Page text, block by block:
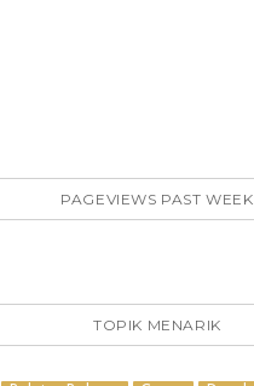
PAGEVIEWS PAST WEEK
TOPIK MENARIK